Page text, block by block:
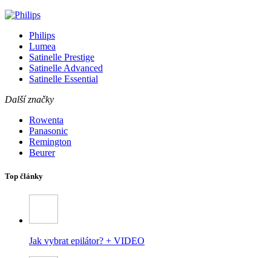
Philips
Lumea
Satinelle Prestige
Satinelle Advanced
Satinelle Essential
Další značky
Rowenta
Panasonic
Remington
Beurer
Top články
Jak vybrat epilátor? + VIDEO